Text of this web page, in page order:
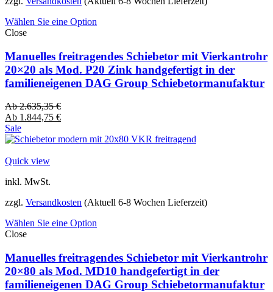
Wählen Sie eine Option
Close
Manuelles freitragendes Schiebetor mit Vierkantrohr
20×20 als Mod. P20 Zink handgefertigt in der
familieneigenen DAG Group Schiebetormanufaktur
Ab2.635,35€
Ab 1.844,75 €
Sale
Quick view
inkl. MwSt.
zzgl. Versandkosten (Aktuell 6-8 Wochen Lieferzeit)
Wählen Sie eine Option
Close
Manuelles freitragendes Schiebetor mit Vierkantrohr
20×80 als Mod. MD10 handgefertigt in der
familieneigenen DAG Group Schiebetormanufaktur